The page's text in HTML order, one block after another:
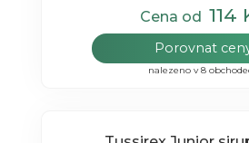
Cena od 114
Porovnat
nalezeno v 8